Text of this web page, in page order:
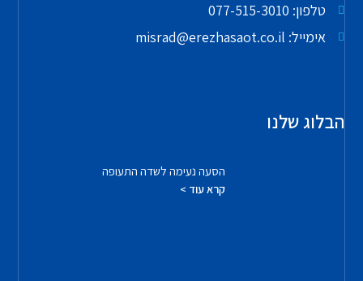
טלפון: 077-515-3010
אימייל: misrad@erezhasaot.co.il
הבלוג שלנו
הסעה נעימה לשדה התעופה
קרא עוד >